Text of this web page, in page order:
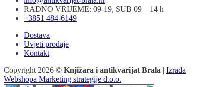
RADNO VRIJEME: 09-19, SUB 09 – 14 h
+3851 484-6149
Dostava
Uvjeti prodaje
Kontakt
Copyright 2026 © Knjižara i antikvarijat Brala | Izrada
Webshopa Marketing strategije d.o.o.